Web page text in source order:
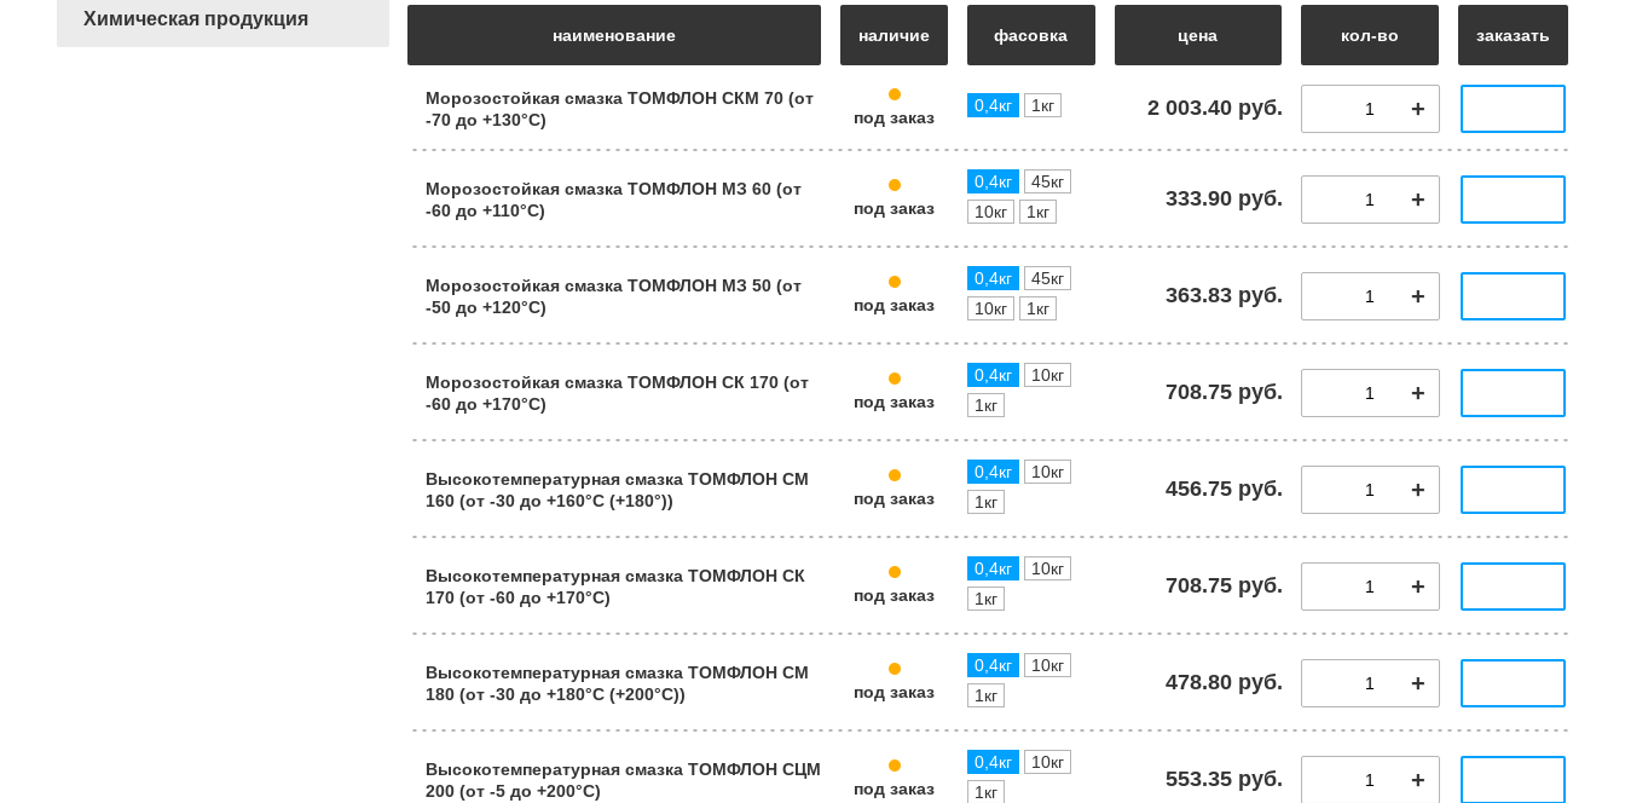
Химическая продукция
наименование наличие фасовка цена кол-во заказать
Морозостойкая смазка ТОМФЛОН СКМ 70 (от
-70 до +130°C)
под заказ
0,4кг 1кг 2 003.40 руб.
Морозостойкая смазка ТОМФЛОН МЗ 60 (от
-60 до +110°C)
под заказ
0,4кг
45кг
10кг
1кг
333.90 руб.
Морозостойкая смазка ТОМФЛОН МЗ 50 (от
-50 до +120°C)
под заказ
0,4кг
45кг
10кг
1кг
363.83 руб.
Морозостойкая смазка ТОМФЛОН СК 170 (от
-60 до +170°C)
под заказ
0,4кг
10кг
1кг
708.75 руб.
Высокотемпературная смазка ТОМФЛОН СМ
160 (от -30 до +160°C (+180°))
под заказ
0,4кг
10кг
1кг
456.75 руб.
Высокотемпературная смазка ТОМФЛОН СК
170 (от -60 до +170°C)
под заказ
0,4кг
10кг
1кг
708.75 руб.
Высокотемпературная смазка ТОМФЛОН СМ
180 (от -30 до +180°C (+200°С))
под заказ
0,4кг
10кг
1кг
478.80 руб.
Высокотемпературная смазка ТОМФЛОН СЦМ
200 (от -5 до +200°C)
под заказ
0,4кг
10кг
1кг
553.35 руб.